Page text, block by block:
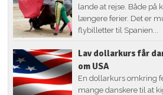
lande at rejse. Både på
længere ferier. Det er
flybilletter til Spanien...
Lav dollarkurs får
om USA
En dollarkurs omkring
mange danskere til at